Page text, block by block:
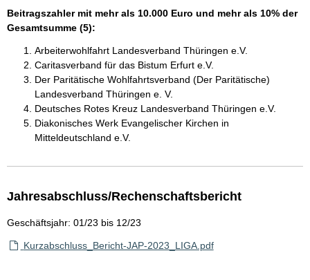
Beitragszahler mit mehr als 10.000 Euro und mehr als 10% der
Gesamtsumme (5):
Arbeiterwohlfahrt Landesverband Thüringen e.V.
Caritasverband für das Bistum Erfurt e.V.
Der Paritätische Wohlfahrtsverband (Der Paritätische)
Landesverband Thüringen e. V.
Deutsches Rotes Kreuz Landesverband Thüringen e.V.
Diakonisches Werk Evangelischer Kirchen in
Mitteldeutschland e.V.
Jahresabschluss/Rechenschaftsbericht
Geschäftsjahr: 01/23 bis 12/23
Kurzabschluss_Bericht-JAP-2023_LIGA.pdf